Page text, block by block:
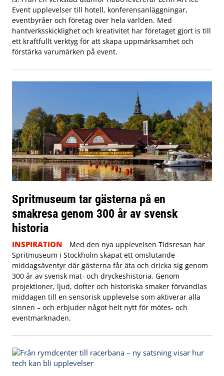
Event upplevelser till hotell, konferensanläggningar,
eventbyråer och företag över hela världen. Med
hantverksskicklighet och kreativitet har företaget gjort is till
ett kraftfullt verktyg för att skapa uppmärksamhet och
förstärka varumärken på event.
Spritmuseum tar gästerna på en
smakresa genom 300 år av svensk
historia
INSPIRATION
Med den nya upplevelsen Tidsresan har
Spritmuseum i Stockholm skapat ett omslutande
middagsäventyr där gästerna får äta och dricka sig genom
300 år av svensk mat- och dryckeshistoria. Genom
projektioner, ljud, dofter och historiska smaker förvandlas
middagen till en sensorisk upplevelse som aktiverar alla
sinnen – och erbjuder något helt nytt för mötes- och
eventmarknaden.